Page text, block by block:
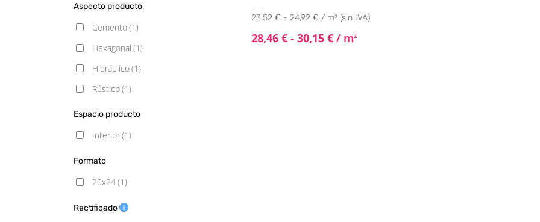
Aspecto producto
Cemento(1)
Hexagonal (1)
Hidráulico(1)
Rústico(1)
Espacio producto
Interior(1)
Formato
20x24(1)
Rectificado
23,52 € - 24,92 € / m² (sin IVA)
28,46 € - 30,15 € / m2